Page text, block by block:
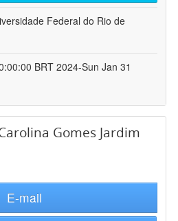
Federal do Rio de
BRT 2024-Sun Jan 31
Gomes Jardim
E-mail